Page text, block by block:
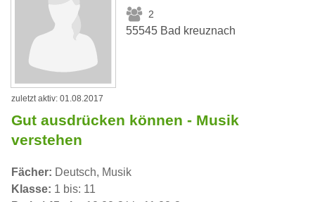
2
55545 Bad kreuznach
zuletzt aktiv: 01.08.2017
Gut ausdrücken können - Musik
verstehen
Fächer: Deutsch, Musik
Klasse: 1 bis: 11